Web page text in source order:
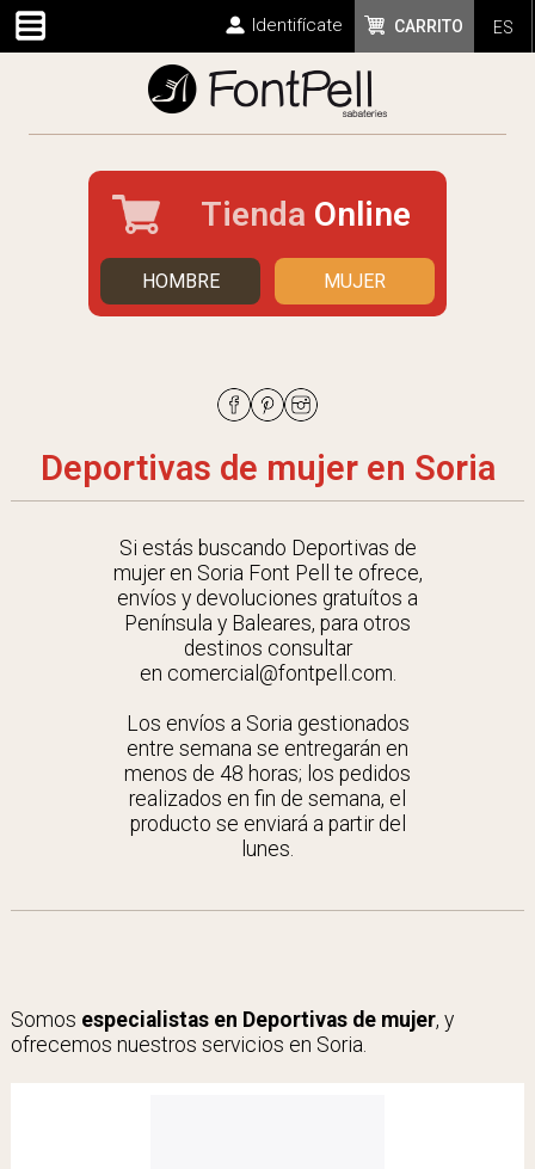
ES
CARRITO
Identifícate
Tienda Online
HOMBRE MUJER
Deportivas de mujer en Soria
Si estás buscando Deportivas de
mujer en Soria Font Pell te ofrece,
envíos y devoluciones gratuítos a
Península y Baleares, para otros
destinos consultar
en comercial@fontpell.com.
Los envíos a Soria gestionados
entre semana se entregarán en
menos de 48 horas; los pedidos
realizados en fin de semana, el
producto se enviará a partir del
lunes.
Somos especialistas en Deportivas de mujer, y
ofrecemos nuestros servicios en Soria.